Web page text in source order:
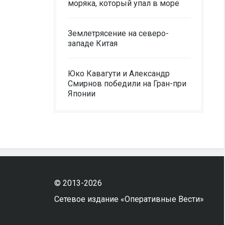
моряка, который упал в море
Землетрясение на северо-
западе Китая
Юко Кавагути и Александр
Смирнов победили на Гран-при
Японии
© 2013-2026
Сетевое издание «Оперативные Вести»